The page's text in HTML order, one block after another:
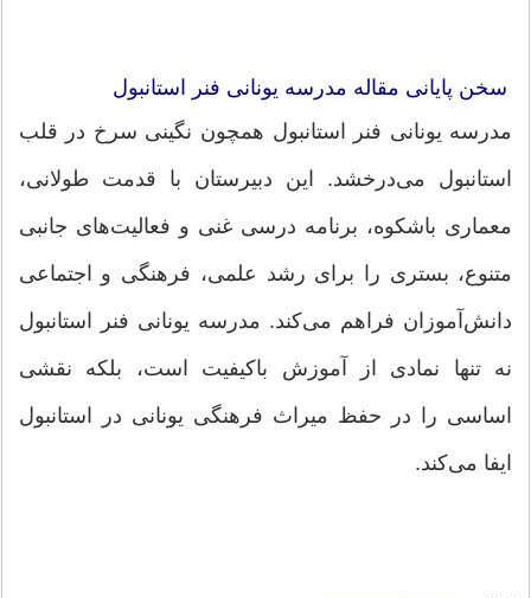
سخن پایانی مقاله مدرسه یونانی فنر استانبول
مدرسه یونانی فنر استانبول همچون نگینی سرخ در قلب
استانبول می‌درخشد. این دبیرستان با قدمت طولانی،
معماری باشکوه، برنامه درسی غنی و فعالیت‌های جانبی
متنوع، بستری را برای رشد علمی، فرهنگی و اجتماعی
دانش‌آموزان فراهم می‌کند. مدرسه یونانی فنر استانبول
نه تنها نمادی از آموزش باکیفیت است، بلکه نقشی
اساسی را در حفظ میراث فرهنگی یونانی در استانبول
ایفا می‌کند.